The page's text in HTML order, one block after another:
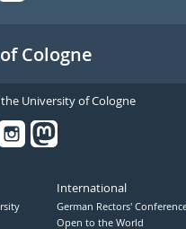
Cologne
University of Cologne
International
German Rectors'
Open to the World